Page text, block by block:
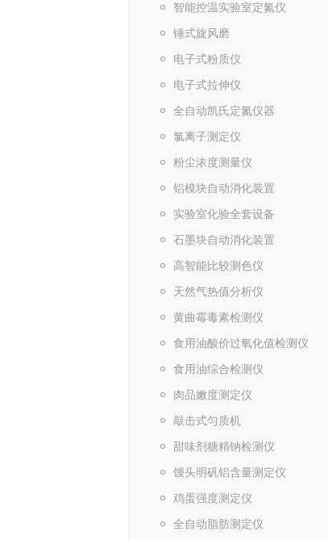
智能控温实验室定氮仪
锤式旋风磨
电子式粉质仪
电子式拉伸仪
全自动凯氏定氮仪器
氯离子测定仪
粉尘浓度测量仪
铝模块自动消化装置
实验室化验全套设备
石墨块自动消化装置
高智能比较测色仪
天然气热值分析仪
黄曲霉毒素检测仪
食用油酸价过氧化值检测仪
食用油综合检测仪
肉品嫩度测定仪
敲击式匀质机
甜味剂糖精钠检测仪
馒头明矾铝含量测定仪
鸡蛋强度测定仪
全自动脂肪测定仪